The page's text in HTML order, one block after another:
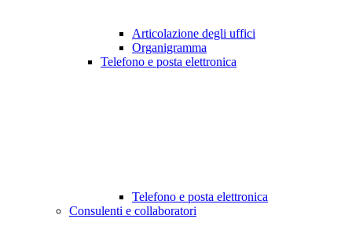
Articolazione degli uffici
Organigramma
Telefono e posta elettronica
Telefono e posta elettronica
Consulenti e collaboratori